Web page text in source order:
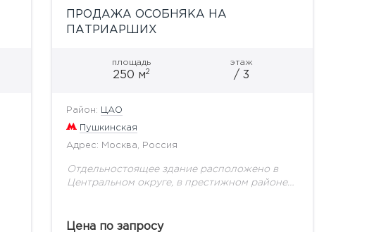
ПРОДАЖА ОСОБНЯКА НА
ПАТРИАРШИХ
площадь
250 м2
этаж
/ 3
Район: ЦАО
Пушкинская
Адрес: Москва, Россия
Отдельностоящее здание расположено в
Центральном округе, в престижном районе
перекрытий. Внутренняя отделка выполнена
Цена по запросу